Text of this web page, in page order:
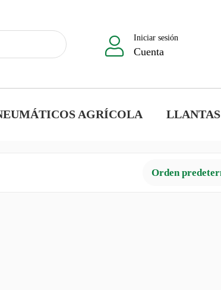
Iniciar sesión
Cuenta
AGRÍCOLA LLANTAS